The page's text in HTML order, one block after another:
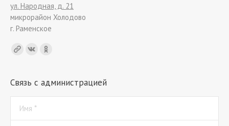
ул. Народная, д. 21
микрорайон Холодово
г. Раменское
Find us on:
Связь с администрацией
Имя *